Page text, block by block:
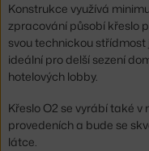
Konstrukce využívá
zpracování působí křeslo
svou technickou střídmost
ideální pro delší sezení
hotelových lobby.
Křeslo O2 se vyrábí také
provedeních a bude se
látce.